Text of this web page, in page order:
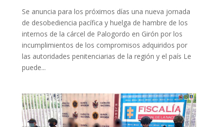
Se anuncia para los próximos días una nueva jornada
de desobediencia pacífica y huelga de hambre de los
internos de la cárcel de Palogordo en Girón por los
incumplimientos de los compromisos adquiridos por
las autoridades penitenciarias de la región y el país Le
puede...